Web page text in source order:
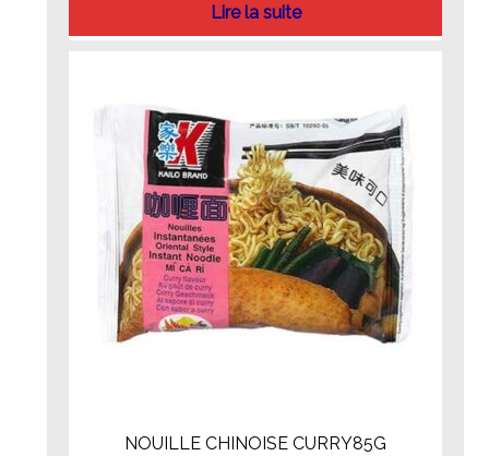
Lire la suite
NOUILLE CHINOISE CURRY85G